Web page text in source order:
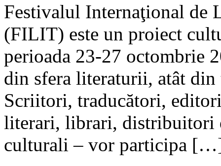
Festivalul Internaţional de
(FILIT) este un proiect
perioada 23-27 octombrie
din sfera literaturii, atât din
Scriitori, traducători,
literari, librari, distribuitori
culturali – vor participa